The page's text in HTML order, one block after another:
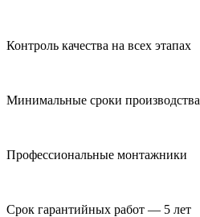
Контроль качества на всех этапах
Минимальные сроки производства
Профессиональные монтажники
Срок гарантийных работ — 5 лет